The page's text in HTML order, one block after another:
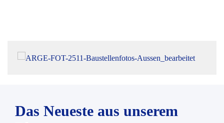
Das Neueste aus unserem